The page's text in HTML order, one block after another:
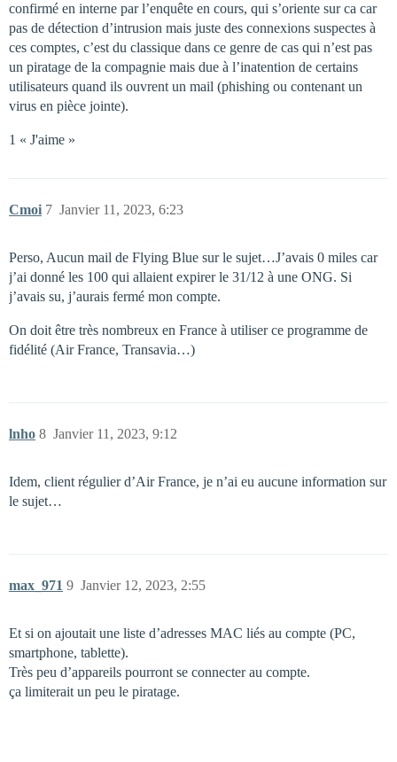
confirmé en interne par l’enquête en cours, qui s’oriente sur ca car
pas de détection d’intrusion mais juste des connexions suspectes à
ces comptes, c’est du classique dans ce genre de cas qui n’est pas
un piratage de la compagnie mais due à l’inatention de certains
utilisateurs quand ils ouvrent un mail (phishing ou contenant un
virus en pièce jointe).
1 « J'aime »
Cmoi Janvier 11, 2023, 6:23
7
Perso, Aucun mail de Flying Blue sur le sujet…J’avais 0 miles car
j’ai donné les 100 qui allaient expirer le 31/12 à une ONG. Si
j’avais su, j’aurais fermé mon compte.
On doit être très nombreux en France à utiliser ce programme de
fidélité (Air France, Transavia…)
lnho Janvier 11, 2023, 9:12
8
Idem, client régulier d’Air France, je n’ai eu aucune information sur
le sujet…
max_971 Janvier 12, 2023, 2:55
9
Et si on ajoutait une liste d’adresses MAC liés au compte (PC,
smartphone, tablette).
Très peu d’appareils pourront se connecter au compte.
ça limiterait un peu le piratage.